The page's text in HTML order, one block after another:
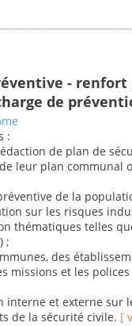
- renfort
de
:
de plan de
leur plan communal
de la
sur les risques
thématiques telles
;
des
missions et les
et externe sur
de la sécurité civile. [